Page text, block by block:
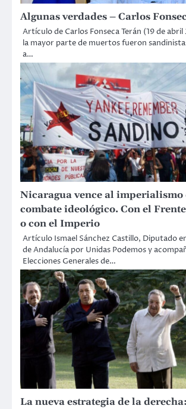
Algunas verdades – Carlos
Artículo de Carlos Fonseca Terán (19 de
la mayor parte de muertos fueron
a…
Nicaragua vence al imperialismo
combate ideológico. Con el
o con el Imperio
Artículo Ismael Sánchez Castillo, Diputado
de Andalucía por Unidas Podemos y
Elecciones Generales de…
La nueva estrategia de la